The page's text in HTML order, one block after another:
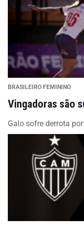
BRASILEIRO FEMININO
Vingadoras são
Galo sofre derrota